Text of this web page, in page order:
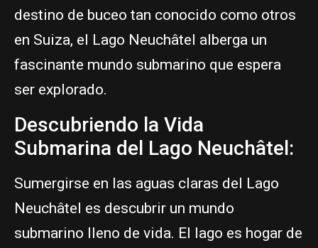
destino de buceo tan conocido como otros
en Suiza, el Lago Neuchâtel alberga un
fascinante mundo submarino que espera
ser explorado.
Descubriendo la Vida
Submarina del Lago Neuchâtel:
Sumergirse en las aguas claras del Lago
Neuchâtel es descubrir un mundo
submarino lleno de vida. El lago es hogar de